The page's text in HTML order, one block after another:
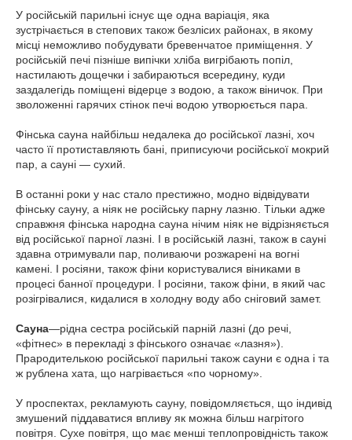
У російській парильні існує ще одна варіація, яка
зустрічається в степових також безлісих районах, в якому
місці неможливо побудувати бревенчатое приміщення. У
російській печі пізніше випічки хліба вигрібають попіл,
настилають дощечки і забираються всередину, куди
заздалегідь поміщені відерце з водою, а також віничок. При
зволоженні гарячих стінок печі водою утворюється пара.
Фінська сауна найбільш недалека до російської лазні, хоч
часто її протиставляють бані, приписуючи російської мокрий
пар, а сауні — сухий.
В останні роки у нас стало престижно, модно відвідувати
фінську сауну, а ніяк не російську парну лазню. Тільки адже
справжня фінська народна сауна нічим ніяк не відрізняється
від російської парної лазні. І в російській лазні, також в сауні
здавна отримували пар, поливаючи розжарені на вогні
камені. І росіяни, також фіни користувалися віниками в
процесі банної процедури. І росіяни, також фіни, в який час
розігрівалися, кидалися в холодну воду або сніговий замет.
Сауна—рідна сестра російській парній лазні (до речі,
«фітнес» в перекладі з фінського означає «лазня»).
Прародителькою російської парильні також сауни є одна і та
ж рублена хата, що нагрівається «по чорному».
У проспектах, рекламують сауну, повідомляється, що індивід
змушений піддаватися впливу як можна більш нагрітого
повітря. Сухе повітря, що має менші теплопровідність також